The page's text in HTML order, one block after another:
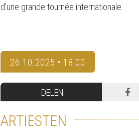
d’une grande tournée internationale.
26.10.2025 • 18:00
DELEN
ARTIESTEN